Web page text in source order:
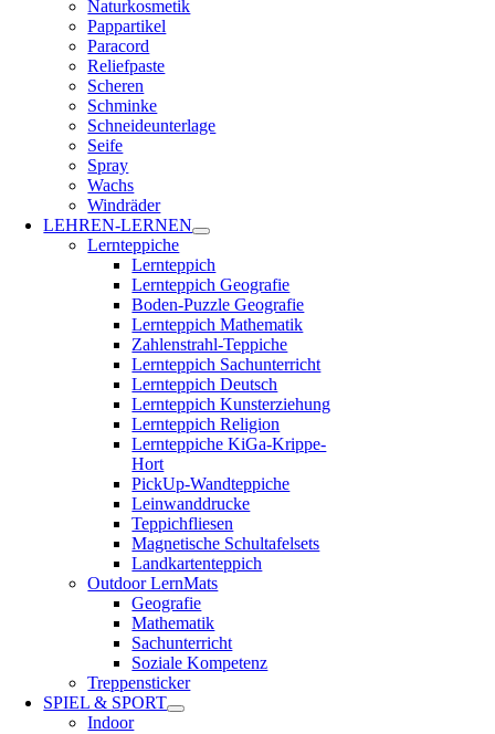
Naturkosmetik
Pappartikel
Paracord
Reliefpaste
Scheren
Schminke
Schneideunterlage
Seife
Spray
Wachs
Windräder
LEHREN-LERNEN
Lernteppiche
Lernteppich
Lernteppich Geografie
Boden-Puzzle Geografie
Lernteppich Mathematik
Zahlenstrahl-Teppiche
Lernteppich Sachunterricht
Lernteppich Deutsch
Lernteppich Kunsterziehung
Lernteppich Religion
Lernteppiche KiGa-Krippe-
Hort
PickUp-Wandteppiche
Leinwanddrucke
Teppichfliesen
Magnetische Schultafelsets
Landkartenteppich
Outdoor LernMats
Geografie
Mathematik
Sachunterricht
Soziale Kompetenz
Treppensticker
SPIEL & SPORT
Indoor